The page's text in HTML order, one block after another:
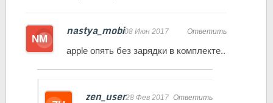
nastya_mobi08 Июн 2017 Ответить
apple опять без зарядки в комплекте..
zen_user28 Фев 2017 Ответить